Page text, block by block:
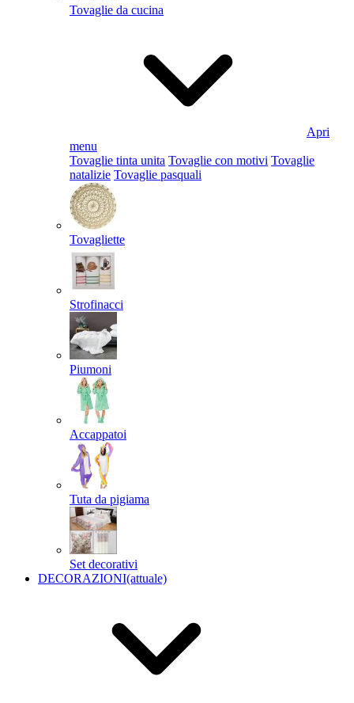
Tovaglie da cucina
Apri
menu
Tovaglie tinta unita Tovaglie con motivi Tovaglie
natalizie Tovaglie pasquali
Tovagliette
Strofinacci
Piumoni
Accappatoi
Tuta da pigiama
Set decorativi
DECORAZIONI(attuale)